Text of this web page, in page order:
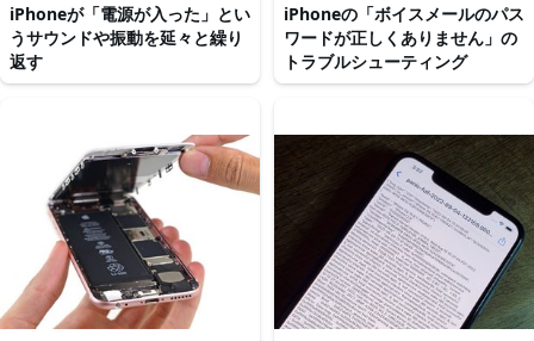
iPhoneが「電源が入った」とい
うサウンドや振動を延々と繰り
返す
iPhoneの「ボイスメールのパス
ワードが正しくありません」の
トラブルシューティング